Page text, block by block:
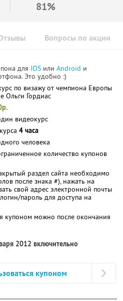
81%
Вопросы по акции
для IOS или Android и
Это удобно :)
по визажу от чемпиона Европы
Ольги Гордиас
видеокурс
4 часа
человека
количество купонов
раздел сайта необходимо
после знака #), нажать на
свой адрес электронной почты
пароль для доступа на
купоном можно после окончания
2012 включительно
купоном